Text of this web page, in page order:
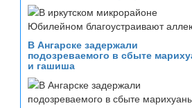
В Ангарске задержали
подозреваемого в сбыте
и гашиша